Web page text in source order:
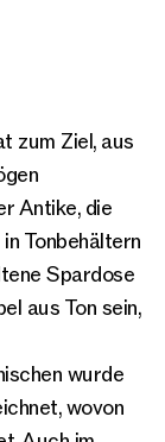
zum Ziel, aus
Antike, die
Tonbehältern
Spardose
aus Ton sein,
wurde
wovon